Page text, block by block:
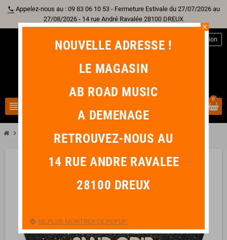
phone Appelez-nous au : 09 83 06 10 53 - Fermeture Estivale du 27/07/2026 au
27/08/2026 - 14 rue André Ravalée 28100 DREUX
view_headline
Connexion
0
chevron_right IBANEZ MEDIATOR SAND GRIP HEAVY 1 mm
close
NOUVELLE ADRESSE !
LE MAGASIN
AB ROAD MUSIC
A DEMENAGE
RETROUVEZ-NOUS AU
14 RUE ANDRE RAVALEE
28100 DREUX
NE PLUS MONTRER CE POPUP.